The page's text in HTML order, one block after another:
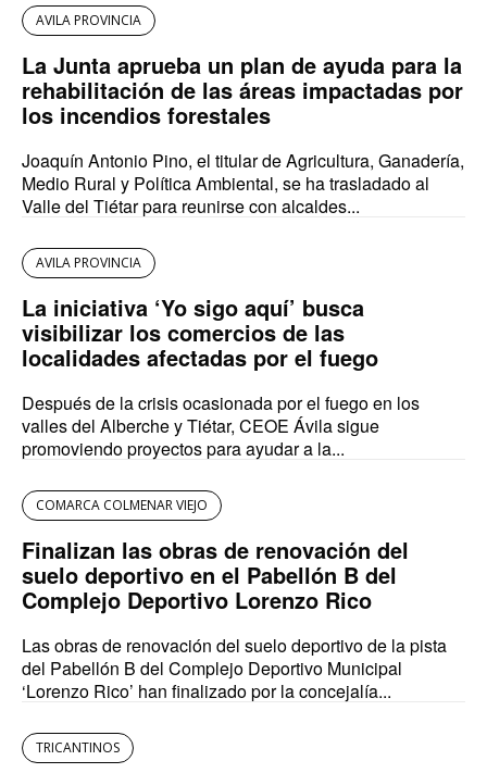
AVILA PROVINCIA
La Junta aprueba un plan de ayuda para la
rehabilitación de las áreas impactadas por
los incendios forestales
Joaquín Antonio Pino, el titular de Agricultura, Ganadería,
Medio Rural y Política Ambiental, se ha trasladado al
Valle del Tiétar para reunirse con alcaldes...
AVILA PROVINCIA
La iniciativa ‘Yo sigo aquí’ busca
visibilizar los comercios de las
localidades afectadas por el fuego
Después de la crisis ocasionada por el fuego en los
valles del Alberche y Tiétar, CEOE Ávila sigue
promoviendo proyectos para ayudar a la...
COMARCA COLMENAR VIEJO
Finalizan las obras de renovación del
suelo deportivo en el Pabellón B del
Complejo Deportivo Lorenzo Rico
Las obras de renovación del suelo deportivo de la pista
del Pabellón B del Complejo Deportivo Municipal
‘Lorenzo Rico’ han finalizado por la concejalía...
TRICANTINOS